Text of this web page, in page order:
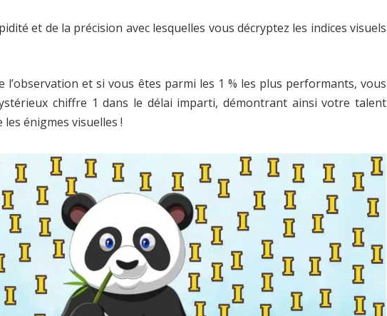
et de la précision avec lesquelles vous décryptez les indices visuels
l’observation et si vous êtes parmi les 1 % les plus performants, vous
chiffre 1 dans le délai imparti, démontrant ainsi votre talent
énigmes visuelles !